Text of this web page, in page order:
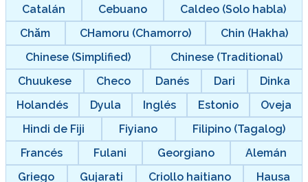
Catalán
Cebuano
Caldeo (Solo habla)
Chăm
CHamoru (Chamorro)
Chin (Hakha)
Chinese (Simplified)
Chinese (Traditional)
Chuukese
Checo Danés Dari
Dinka
Holandés
Dyula Inglés Estonio
Oveja
Hindi de Fiji
Fiyiano
Filipino (Tagalog)
Francés
Fulani Georgiano
Alemán
Griego
Gujarati Criollo haitiano
Hausa